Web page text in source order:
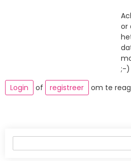
or
;-)
Login
of registreer om te